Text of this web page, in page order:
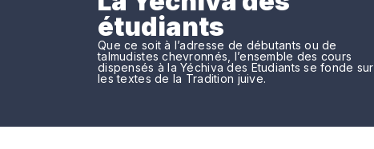
étudiants
Que ce soit à l’adresse de débutants ou de
talmudistes chevronnés, l’ensemble des cours
dispensés à la Yéchiva des Etudiants se fonde sur
les textes de la Tradition juive.